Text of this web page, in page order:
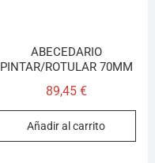
ABECEDARIO
PINTAR/ROTULAR 70MM
89,45 €
Añadir al carrito